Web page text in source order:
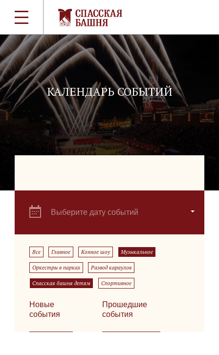
КАЛЕНДАРЬ СОБЫТИЙ
Выберите дату событий
Все Главное Конное шоу Музыкальное
Оркестры в парках Развод караулов
Спасская башня детям Спортивное
Новые
события
Прошедшие
события